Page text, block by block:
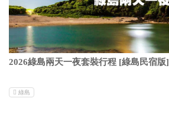
2026綠島兩天一夜套裝行程 [綠島民宿版]
綠島